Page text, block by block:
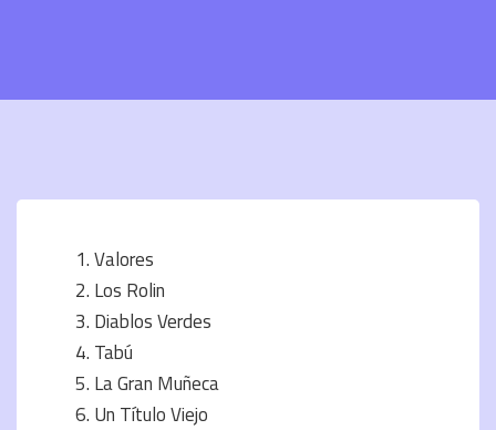
Valores
Los Rolin
Diablos Verdes
Tabú
La Gran Muñeca
Un Título Viejo